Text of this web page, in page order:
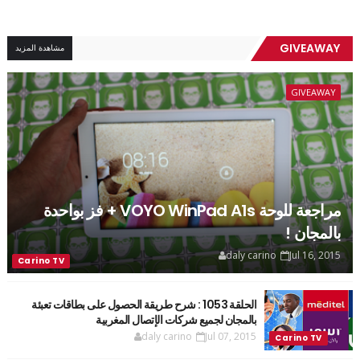
GIVEAWAY مشاهدة المزيد
GIVEAWAY
مراجعة للوحة VOYO WinPad A1s + فز بواحدة
بالمجان !
daly carino Jul 16, 2015
الحلقة 1053 : شرح طريقة الحصول على بطاقات تعبئة
بالمجان لجميع شركات الإتصال المغربية
daly carino Jul 07, 2015